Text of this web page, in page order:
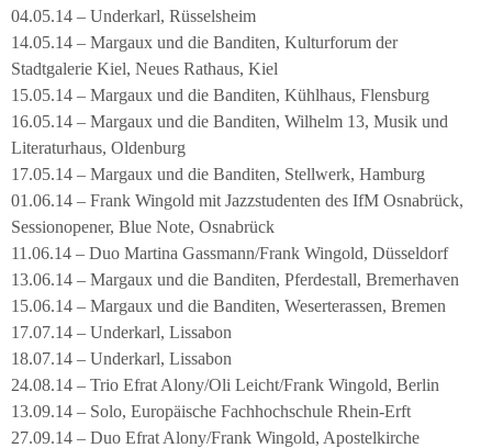
04.05.14 – Underkarl, Rüsselsheim
14.05.14 – Margaux und die Banditen, Kulturforum der
Stadtgalerie Kiel, Neues Rathaus, Kiel
15.05.14 – Margaux und die Banditen, Kühlhaus, Flensburg
16.05.14 – Margaux und die Banditen, Wilhelm 13, Musik und
Literaturhaus, Oldenburg
17.05.14 – Margaux und die Banditen, Stellwerk, Hamburg
01.06.14 – Frank Wingold mit Jazzstudenten des IfM Osnabrück,
Sessionopener, Blue Note, Osnabrück
11.06.14 – Duo Martina Gassmann/Frank Wingold, Düsseldorf
13.06.14 – Margaux und die Banditen, Pferdestall, Bremerhaven
15.06.14 – Margaux und die Banditen, Weserterassen, Bremen
17.07.14 – Underkarl, Lissabon
18.07.14 – Underkarl, Lissabon
24.08.14 – Trio Efrat Alony/Oli Leicht/Frank Wingold, Berlin
13.09.14 – Solo, Europäische Fachhochschule Rhein-Erft
27.09.14 – Duo Efrat Alony/Frank Wingold, Apostelkirche